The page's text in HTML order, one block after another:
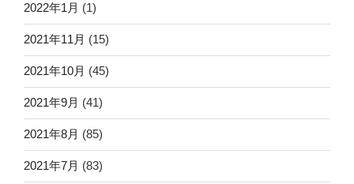
2022年1月 (1)
2021年11月 (15)
2021年10月 (45)
2021年9月 (41)
2021年8月 (85)
2021年7月 (83)